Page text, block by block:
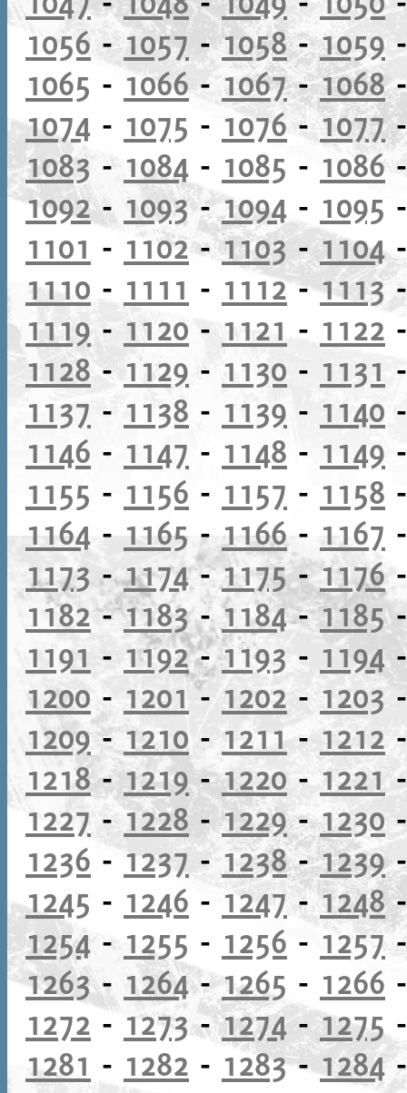
1056 -1057 -1058-1059
1065 - 1066-1067-1068
1074 - 1075 - 1076-1077
1083- 1084 - 1085 - 1086
1092- 1093-1094 - 1095
1101 - 1102-1103- 1104
1110 - 1111 - 1112-1113
1119 - 1120 - 1121 - 1122
1128- 1129 - 1130 - 1131
1137 - 1138 - 1139 - 1140
1146 - 1147 - 1148 - 1149
1155 - 1156 - 1157 - 1158
1164 - 1165 - 1166- 1167
1173-1174-1175-1176
1182-1183-1184-1185
1191 - 1192-1193 - 1194
1200 - 1201 - 1202-1203
1209-1210 - 1211-1212
1218-1219-1220 -1221
1227 -1228-1229-1230
1236 -1237 -1238-1239
1245 - 1246 - 1247-1248
1254- 1255 - 1256 - 1257
1263- 1264-1265 - 1266
1272 - 1273-1274-1275
1281 - 1282 - 1283-1284